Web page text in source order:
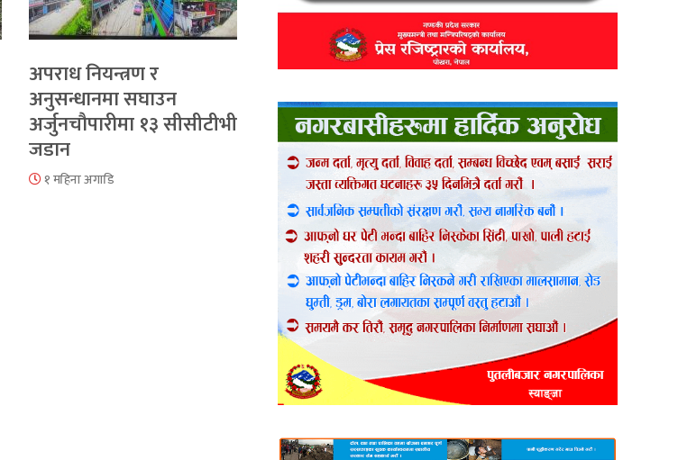
अपराध नियन्त्रण र
अनुसन्धानमा सघाउन
अर्जुनचौपारीमा १३ सीसीटीभी
जडान
१ महिना अगाडि